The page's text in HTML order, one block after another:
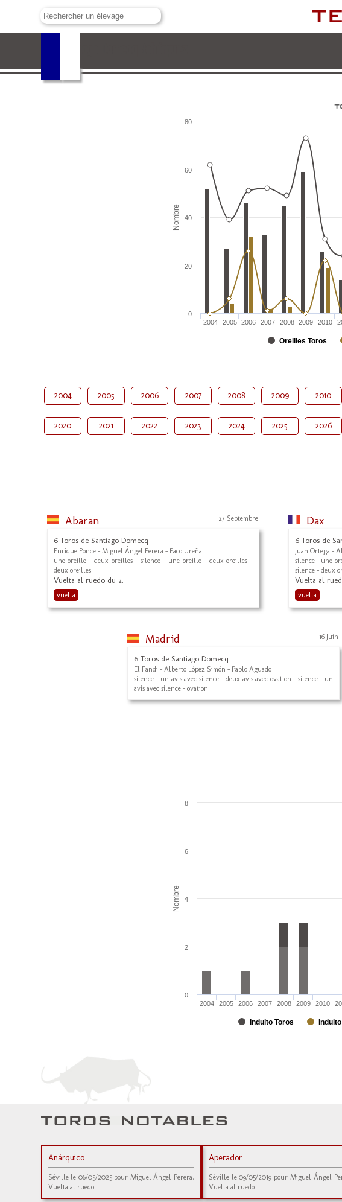
Nombre
Oreilles Toros
2004 2005 2006 2007 2008 2009 2010
0
20
40
60
80
2004 2005 2006 2007 2008 2009 2010
2020 2021 2022 2023 2024 2025 2026
Abaran 27 Septembre
6 Toros de Santiago Domecq
Enrique Ponce - Miguel Ángel Perera - Paco Ureña
une oreille - deux oreilles - silence - une oreille - deux oreilles -
deux oreilles
Vuelta al ruedo du 2.
vuelta
Dax
6 Toros de
Juan Ortega -
silence - une
silence - deux
Vuelta al
vuelta
Madrid 16 Juin
6 Toros de Santiago Domecq
El Fandi - Alberto López Simón - Pablo Aguado
silence - un avis avec silence - deux avis avec ovation - silence - un
avis avec silence - ovation
Nombre
Indulto Toros
2004 2005 2006 2007 2008 2009 2010
0
2
4
6
8
Anárquico
Séville le 06/05/2025 pour Miguel Ángel Perera.
Vuelta al ruedo
Aperador
Séville le 09/05/2019 pour Miguel Ángel
Vuelta al ruedo